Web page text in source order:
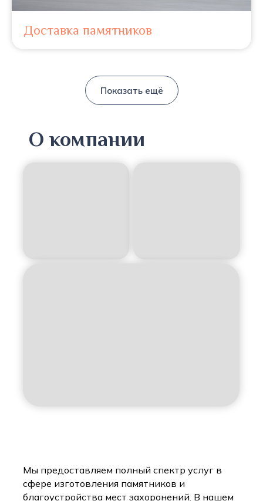
Доставка памятников
Показать ещё
Мы предоставляем полный спектр услуг в
сфере изготовления памятников и
благоустройства мест захоронений. В нашем
О компании